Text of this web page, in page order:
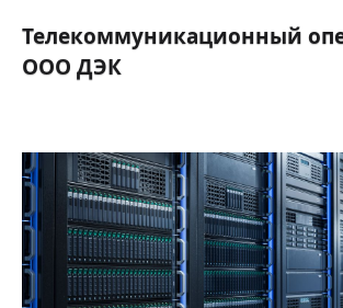
Телекоммуникационный
ООО ДЭК